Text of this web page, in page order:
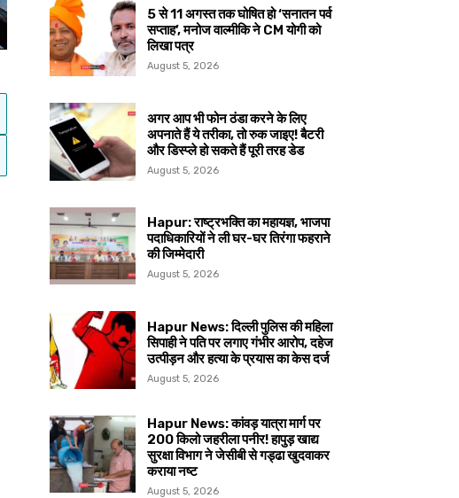
5 से 11 अगस्त तक घोषित हो ‘सनातन पर्व
सप्ताह’, मनोज वाल्मीकि ने CM योगी को
लिखा पत्र
August 5, 2026
अगर आप भी फोन ठंडा करने के लिए
अपनाते हैं ये तरीका, तो रुक जाइए! बैटरी
और डिस्प्ले हो सकते हैं पूरी तरह डेड
August 5, 2026
Hapur: राष्ट्रभक्ति का महायज्ञ, भाजपा
पदाधिकारियों ने ली घर-घर तिरंगा फहराने
की जिम्मेदारी
August 5, 2026
Hapur News: दिल्ली पुलिस की महिला
सिपाही ने पति पर लगाए गंभीर आरोप, दहेज
उत्पीड़न और हत्या के प्रयास का केस दर्ज
August 5, 2026
Hapur News: कांवड़ यात्रा मार्ग पर
200 किलो जहरीला पनीर! हापुड़ खाद्य
सुरक्षा विभाग ने जेसीबी से गड्ढा खुदवाकर
कराया नष्ट
August 5, 2026